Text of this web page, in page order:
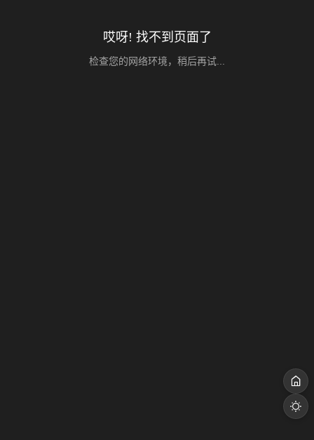
哎呀! 找不到页面了
检查您的网络环境，稍后再试...